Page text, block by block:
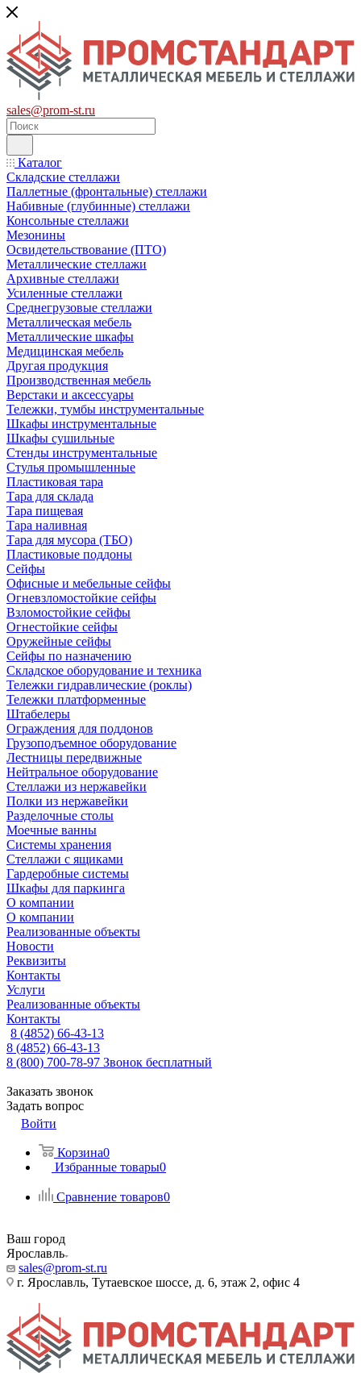
sales@prom-st.ru
Каталог
Складские стеллажи
Паллетные (фронтальные) стеллажи
Набивные (глубинные) стеллажи
Консольные стеллажи
Мезонины
Освидетельствование (ПТО)
Металлические стеллажи
Архивные стеллажи
Усиленные стеллажи
Среднегрузовые стеллажи
Металлическая мебель
Металлические шкафы
Медицинская мебель
Другая продукция
Производственная мебель
Верстаки и аксессуары
Тележки, тумбы инструментальные
Шкафы инструментальные
Шкафы сушильные
Стенды инструментальные
Cтулья промышленные
Пластиковая тара
Тара для склада
Тара пищевая
Тара наливная
Тара для мусора (ТБО)
Пластиковые поддоны
Сейфы
Офисные и мебельные сейфы
Огневзломостойкие сейфы
Взломостойкие сейфы
Огнестойкие сейфы
Оружейные сейфы
Сейфы по назначению
Складское оборудование и техника
Тележки гидравлические (роклы)
Тележки платформенные
Штабелеры
Ограждения для поддонов
Грузоподъемное оборудование
Лестницы передвижные
Нейтральное оборудование
Стеллажи из нержавейки
Полки из нержавейки
Разделочные столы
Моечные ванны
Системы хранения
Стеллажи с ящиками
Гардеробные системы
Шкафы для паркинга
О компании
О компании
Реализованные объекты
Новости
Реквизиты
Контакты
Услуги
Реализованные объекты
Контакты
8 (4852) 66-43-13
8 (4852) 66-43-13
8 (800) 700-78-97 Звонок бесплатный
Заказать звонок
Задать вопрос
Войти
Корзина0
Избранные товары0
Сравнение товаров0
Ваш город
Ярославль
sales@prom-st.ru
г. Ярославль, Тутаевское шоссе, д. 6, этаж 2, офис 4